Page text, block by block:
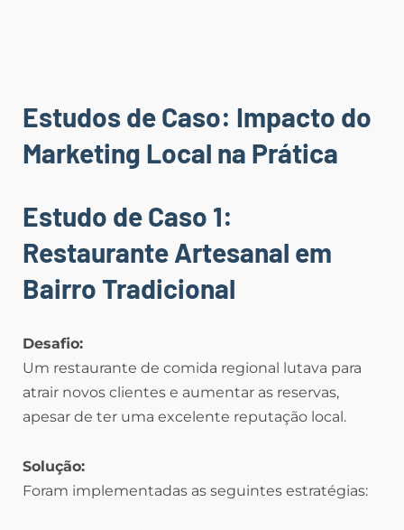
Estudos de Caso: Impacto do
Marketing Local na Prática
Estudo de Caso 1:
Restaurante Artesanal em
Bairro Tradicional
Desafio:
Um restaurante de comida regional lutava para
atrair novos clientes e aumentar as reservas,
apesar de ter uma excelente reputação local.
Solução:
Foram implementadas as seguintes estratégias: